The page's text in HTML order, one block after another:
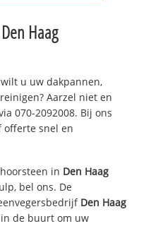
Den Haag
u uw dakpannen,
Aarzel niet en
070-2092008. Bij ons
offerte snel en
in Den Haag
bel ons. De
Den Haag
de buurt om uw